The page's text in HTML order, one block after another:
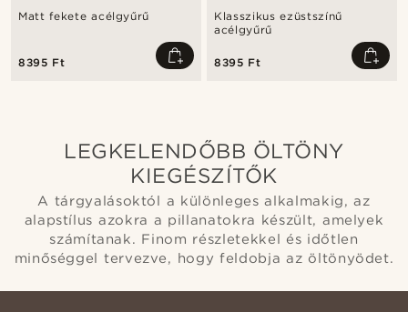
Matt fekete acélgyűrű
8395 Ft
Klasszikus ezüstszínű
acélgyűrű
8395 Ft
LEGKELENDŐBB ÖLTÖNY
KIEGÉSZÍTŐK
A tárgyalásoktól a különleges alkalmakig, az
alapstílus azokra a pillanatokra készült, amelyek
számítanak. Finom részletekkel és időtlen
minőséggel tervezve, hogy feldobja az öltönyödet.